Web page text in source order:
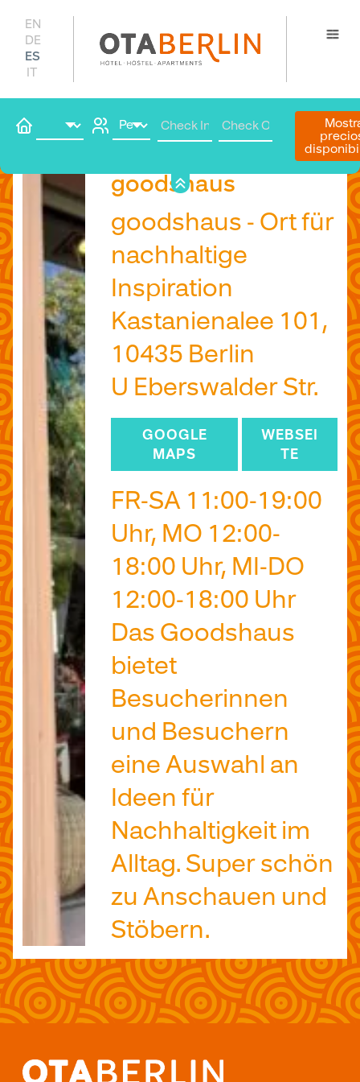
EN
DE
ES
IT
goodshaus
goodshaus - Ort für
nachhaltige
Inspiration
Kastanienalee 101,
10435 Berlin
U Eberswalder Str.
GOOGLE
MAPS
WEBSEI
TE
FR-SA 11:00-19:00
Uhr, MO 12:00-
18:00 Uhr, MI-DO
12:00-18:00 Uhr
Das Goodshaus
bietet
Besucherinnen
und Besuchern
eine Auswahl an
Ideen für
Nachhaltigkeit im
Alltag. Super schön
zu Anschauen und
Stöbern.